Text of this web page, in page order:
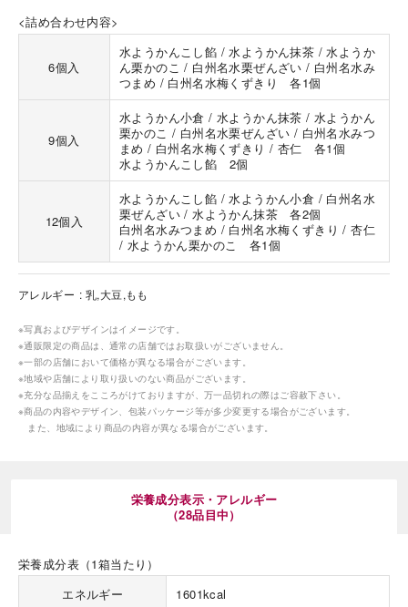
<詰め合わせ内容>
6個入
水ようかんこし餡 / 水ようかん抹茶 / 水ようか
ん栗かのこ / 白州名水栗ぜんざい / 白州名水み
つまめ / 白州名水梅くずきり 各1個
9個入
水ようかん小倉 / 水ようかん抹茶 / 水ようかん
栗かのこ / 白州名水栗ぜんざい / 白州名水みつ
まめ / 白州名水梅くずきり / 杏仁 各1個
水ようかんこし餡 2個
12個入
水ようかんこし餡 / 水ようかん小倉 / 白州名水
栗ぜんざい / 水ようかん抹茶 各2個
白州名水みつまめ / 白州名水梅くずきり / 杏仁
/ 水ようかん栗かのこ 各1個
アレルギー 乳,大豆,もも
※写真およびデザインはイメージです。
※通販限定の商品は、通常の店舗ではお取扱いがございません。
※一部の店舗において価格が異なる場合がございます。
※地域や店舗により取り扱いのない商品がございます。
※充分な品揃えをこころがけておりますが、万一品切れの際はご容赦下さい。
※商品の内容やデザイン、包装パッケージ等が多少変更する場合がございます。
また、地域により商品の内容が異なる場合がございます。
栄養成分表示・アレルギー
（28品目中）
栄養成分表（1箱当たり）
エネルギー
1601kcal
。雄大な八ヶ岳山麓の自
る、こだわりのスイー
Malaysia
UAE
Vietnam